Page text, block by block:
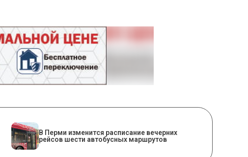
​В Перми изменится расписание вечерних
рейсов шести автобусных маршрутов